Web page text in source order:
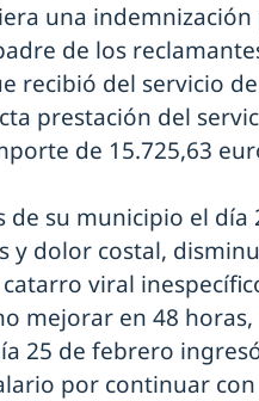
una
de los
recibió del servicio de
prestación del
de 15.725,63
de su municipio el día
y dolor costal,
viral
mejorar en 48 horas,
25 de febrero
por continuar con